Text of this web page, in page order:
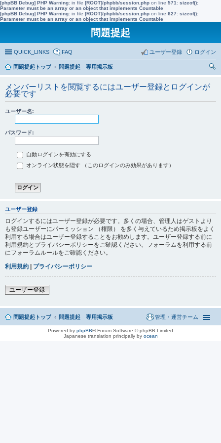
[phpBB Debug] PHP Warning: in file [ROOT]/phpbb/session.php on line 571 : sizeof():
Parameter must be an array or an object that implements Countable
[phpBB Debug] PHP Warning: in file [ROOT]/phpbb/session.php on line 627: sizeof():
Parameter must be an array or an object that implements Countable
問題提起
QUICK_LINKS FAQ ログイン
ユーザー登録
問題提起トップ
問題提起 専用掲示板
メンバーリストを閲覧するにはユーザー登録とログインが
必要です
ユーザー名:
パスワード:
自動ログインを有効にする
オンライン状態を隠す （このログインのみ効果があります）
ユーザー登録
ログインするにはユーザー登録が必要です。多くの場合、管理人はゲストより
も登録ユーザーにパーミッション （権限） を多く与えているため掲示板をよく
利用する場合はユーザー登録することをお勧めします。ユーザー登録する前に
利用規約とプライバシーポリシーをご確認ください。フォーラムを利用する前
にフォーラムルールをご確認ください。
利用規約 | プライバシーポリシー
ユーザー登録
問題提起トップ 問題提起 専用掲示板 管理・運営チーム
Powered by phpBB® Forum Software © phpBB Limited
Japanese translation principally by ocean